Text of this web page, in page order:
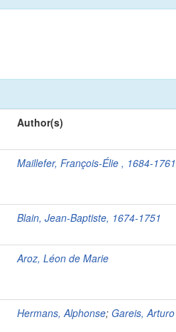
Author(s)
Maillefer, François-Élie , 1684-1761
Blain, Jean-Baptiste, 1674-1751
Aroz, Léon de Marie
Hermans, Alphonse;Gareis, Arturo